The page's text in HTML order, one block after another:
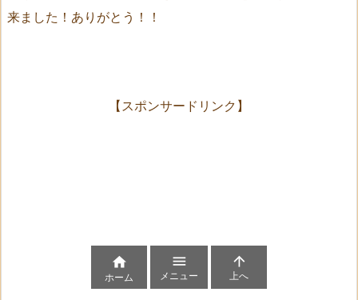
来ました！ありがとう！！
【スポンサードリンク】

ホーム

メニュー

上へ